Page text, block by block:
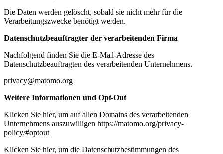
Die Daten werden gelöscht, sobald sie nicht mehr für die
Verarbeitungszwecke benötigt werden.
Datenschutzbeauftragter der verarbeitenden Firma
Nachfolgend finden Sie die E-Mail-Adresse des
Datenschutzbeauftragten des verarbeitenden Unternehmens.
privacy@matomo.org
Weitere Informationen und Opt-Out
Klicken Sie hier, um auf allen Domains des verarbeitenden
Unternehmens auszuwilligen https://matomo.org/privacy-
policy/#optout
Klicken Sie hier, um die Datenschutzbestimmungen des